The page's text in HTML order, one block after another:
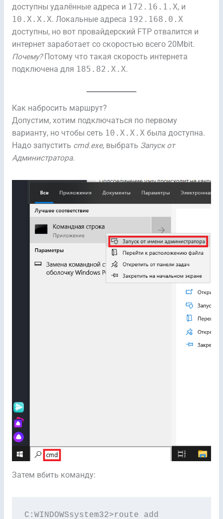
доступны удалённые адреса и 172.16.1.X, и
10.X.X.X. Локальные адреса 192.168.0.X
доступны, но вот провайдерский FTP отвалится и
интернет заработает со скоростью всего 20Mbit.
Почему?Потому что такая скорость интернета
подключена для 185.82.X.X.
Как набросить маршрут?
Допустим, хотим подключаться по первому
варианту, но чтобы сеть 10.X.X.Xбыла доступна.
Надо запустить cmd.exe, выбрать Запуск от
Администратора.
Затем вбить команду:
C:WINDOWSsystem32>route add